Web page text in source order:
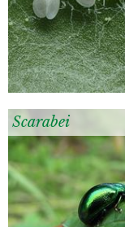
Scarabei